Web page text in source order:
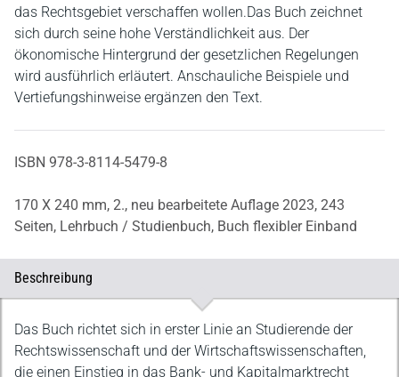
das Rechtsgebiet verschaffen wollen.Das Buch zeichnet
sich durch seine hohe Verständlichkeit aus. Der
ökonomische Hintergrund der gesetzlichen Regelungen
wird ausführlich erläutert. Anschauliche Beispiele und
Vertiefungshinweise ergänzen den Text.
ISBN 978-3-8114-5479-8
170 X 240 mm, 2., neu bearbeitete Auflage 2023, 243
Seiten, Lehrbuch / Studienbuch, Buch flexibler Einband
Beschreibung
Beschreibung
Das Buch richtet sich in erster Linie an Studierende der
Rechtswissenschaft und der Wirtschaftswissenschaften,
die einen Einstieg in das Bank- und Kapitalmarktrecht